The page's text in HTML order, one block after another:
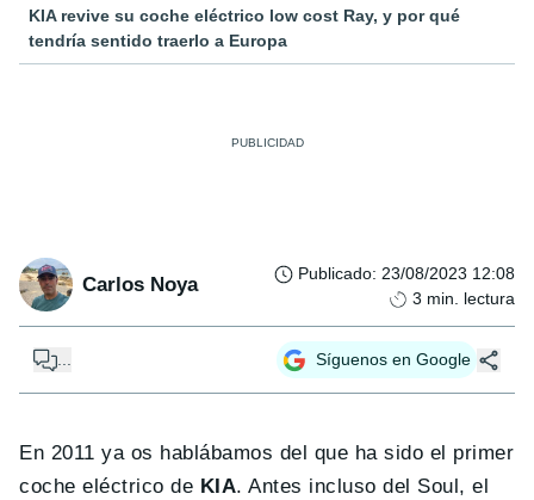
KIA revive su coche eléctrico low cost Ray, y por qué
tendría sentido traerlo a Europa
Carlos Noya Publicado: 23/08/2023 12:08
3 min. lectura
Síguenos en Google
En 2011 ya os hablábamos del que ha sido el primer
coche eléctrico de KIA. Antes incluso del Soul, el